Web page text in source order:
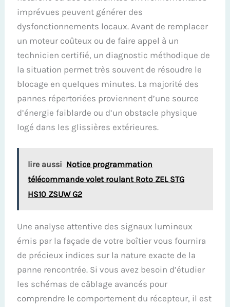
imprévues peuvent générer des
dysfonctionnements locaux. Avant de remplacer
un moteur coûteux ou de faire appel à un
technicien certifié, un diagnostic méthodique de
la situation permet très souvent de résoudre le
blocage en quelques minutes. La majorité des
pannes répertoriées proviennent d’une source
d’énergie faiblarde ou d’un obstacle physique
logé dans les glissières extérieures.
lire aussi Notice programmation
télécommande volet roulant Roto ZEL STG
HS10 ZSUW G2
Une analyse attentive des signaux lumineux
émis par la façade de votre boîtier vous fournira
de précieux indices sur la nature exacte de la
panne rencontrée. Si vous avez besoin d’étudier
les schémas de câblage avancés pour
comprendre le comportement du récepteur, il est